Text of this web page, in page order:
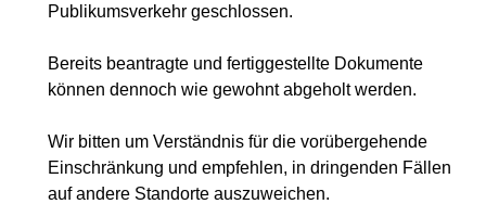
Publikumsverkehr geschlossen.
Bereits beantragte und fertiggestellte Dokumente
können dennoch wie gewohnt abgeholt werden.
Wir bitten um Verständnis für die vorübergehende
Einschränkung und empfehlen, in dringenden Fällen
auf andere Standorte auszuweichen.